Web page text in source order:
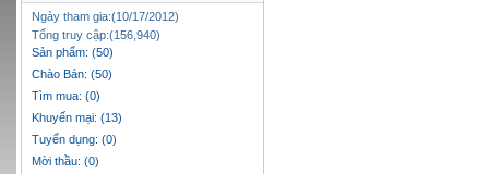
Ngày tham gia:(10/17/2012)
Tổng truy cập:(156,940)
Sản phẩm: (50)
Chào Bán: (50)
Tìm mua: (0)
Khuyến mại: (13)
Tuyển dụng: (0)
Mời thầu: (0)